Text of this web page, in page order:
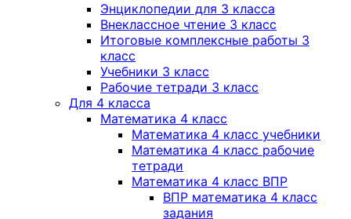
Энциклопедии для 3 класса
Внеклассное чтение 3 класс
Итоговые комплексные работы 3
класс
Учебники 3 класс
Рабочие тетради 3 класс
Для 4 класса
Математика 4 класс
Математика 4 класс учебники
Математика 4 класс рабочие
тетради
Математика 4 класс ВПР
ВПР математика 4 класс
задания